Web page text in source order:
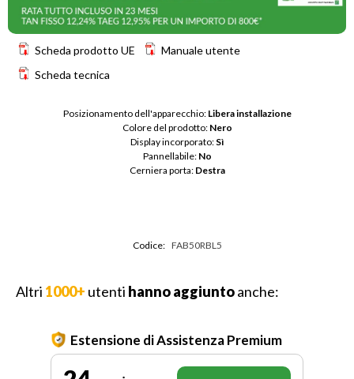
Scheda prodotto UE
Manuale utente
Scheda tecnica
Posizionamento dell'apparecchio: Libera installazione
Colore del prodotto: Nero
Display incorporato: Sì
Pannellabile: No
Cerniera porta: Destra
Codice: FAB50RBL5
Altri 1000+ utenti hanno aggiuntoanche:
Estensione di Assistenza Premium